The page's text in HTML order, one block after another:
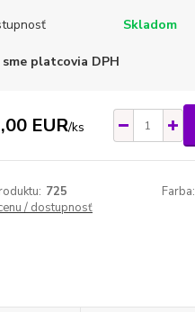
Skladom
sme platcovia DPH
EUR/ks
725 Farba:
/ dostupnosť